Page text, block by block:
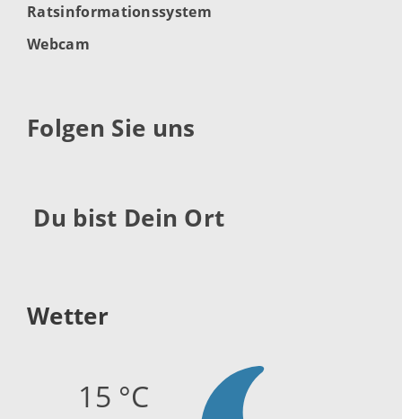
Ratsinformationssystem
Webcam
Folgen Sie uns
Du bist Dein Ort
Wetter
15 °C